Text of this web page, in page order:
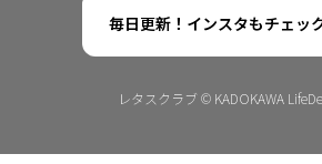
毎日更新！インスタもチェッ
レタスクラブ © KADOKAWA